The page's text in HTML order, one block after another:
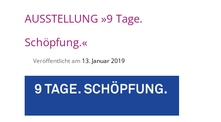
AUSSTELLUNG »9 Tage.
Schöpfung.«
Veröffentlicht am 13. Januar 2019